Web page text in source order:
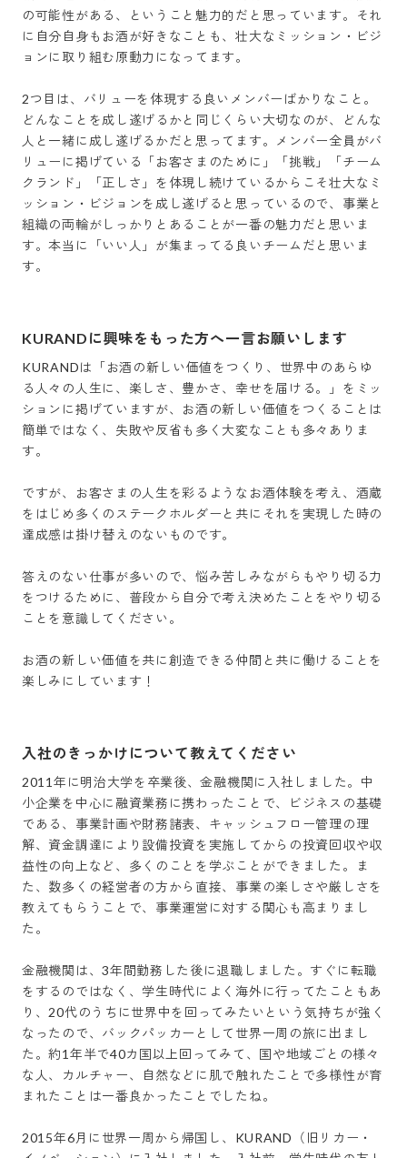
の可能性がある、ということ魅力的だと思っています。それ
に自分自身もお酒が好きなことも、壮大なミッション・ビジ
ョンに取り組む原動力になってます。
2つ目は、バリューを体現する良いメンバーばかりなこと。
どんなことを成し遂げるかと同じくらい大切なのが、どんな
人と一緒に成し遂げるかだと思ってます。メンバー全員がバ
リューに掲げている「お客さまのために」「挑戦」「チーム
クランド」「正しさ」を体現し続けているからこそ壮大なミ
ッション・ビジョンを成し遂げると思っているので、事業と
組織の両輪がしっかりとあることが一番の魅力だと思いま
す。本当に「いい人」が集まってる良いチームだと思いま
す。
KURANDに興味をもった方へ一言お願いします
KURANDは「お酒の新しい価値をつくり、世界中のあらゆ
る人々の人生に、楽しさ、豊かさ、幸せを届ける。」をミッ
ションに掲げていますが、お酒の新しい価値をつくることは
簡単ではなく、失敗や反省も多く大変なことも多々ありま
す。
ですが、お客さまの人生を彩るようなお酒体験を考え、酒蔵
をはじめ多くのステークホルダーと共にそれを実現した時の
達成感は掛け替えのないものです。
答えのない仕事が多いので、悩み苦しみながらもやり切る力
をつけるために、普段から自分で考え決めたことをやり切る
ことを意識してください。
お酒の新しい価値を共に創造できる仲間と共に働けることを
楽しみにしています！
入社のきっかけについて教えてください
2011年に明治大学を卒業後、金融機関に入社しました。中
小企業を中心に融資業務に携わったことで、ビジネスの基礎
である、事業計画や財務諸表、キャッシュフロー管理の理
解、資金調達により設備投資を実施してからの投資回収や収
益性の向上など、多くのことを学ぶことができました。ま
た、数多くの経営者の方から直接、事業の楽しさや厳しさを
教えてもらうことで、事業運営に対する関心も高まりまし
た。
金融機関は、3年間勤務した後に退職しました。すぐに転職
をするのではなく、学生時代によく海外に行ってたこともあ
り、20代のうちに世界中を回ってみたいという気持ちが強く
なったので、バックパッカーとして世界一周の旅に出まし
た。約1年半で40カ国以上回ってみて、国や地域ごとの様々
な人、カルチャー、自然などに肌で触れたことで多様性が育
まれたことは一番良かったことでしたね。
2015年6月に世界一周から帰国し、KURAND（旧リカー・